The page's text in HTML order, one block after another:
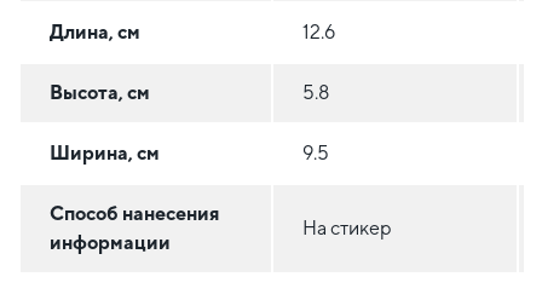
Длина, см 12.6
Высота, см 5.8
Ширина, см 9.5
Способ нанесения
информации
На стикер